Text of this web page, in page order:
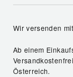
Wir versenden mit
Ab einem
Österreich.